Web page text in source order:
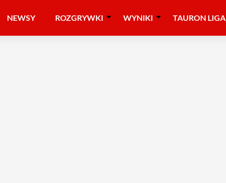
NEWSY ROZGRYWKI WYNIKI TAURON LIGA